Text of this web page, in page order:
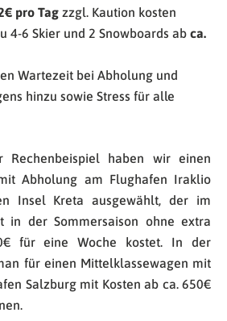
pro Tag zzgl. Kaution kosten
4-6 Skier und 2 Snowboards ab ca.
Wartezeit bei Abholung und
hinzu sowie Stress für alle
Rechenbeispiel haben wir einen
Abholung am Flughafen Iraklio
Insel Kreta ausgewählt, der im
in der Sommersaison ohne extra
für eine Woche kostet. In der
für einen Mittelklassewagen mit
Salzburg mit Kosten ab ca. 650€